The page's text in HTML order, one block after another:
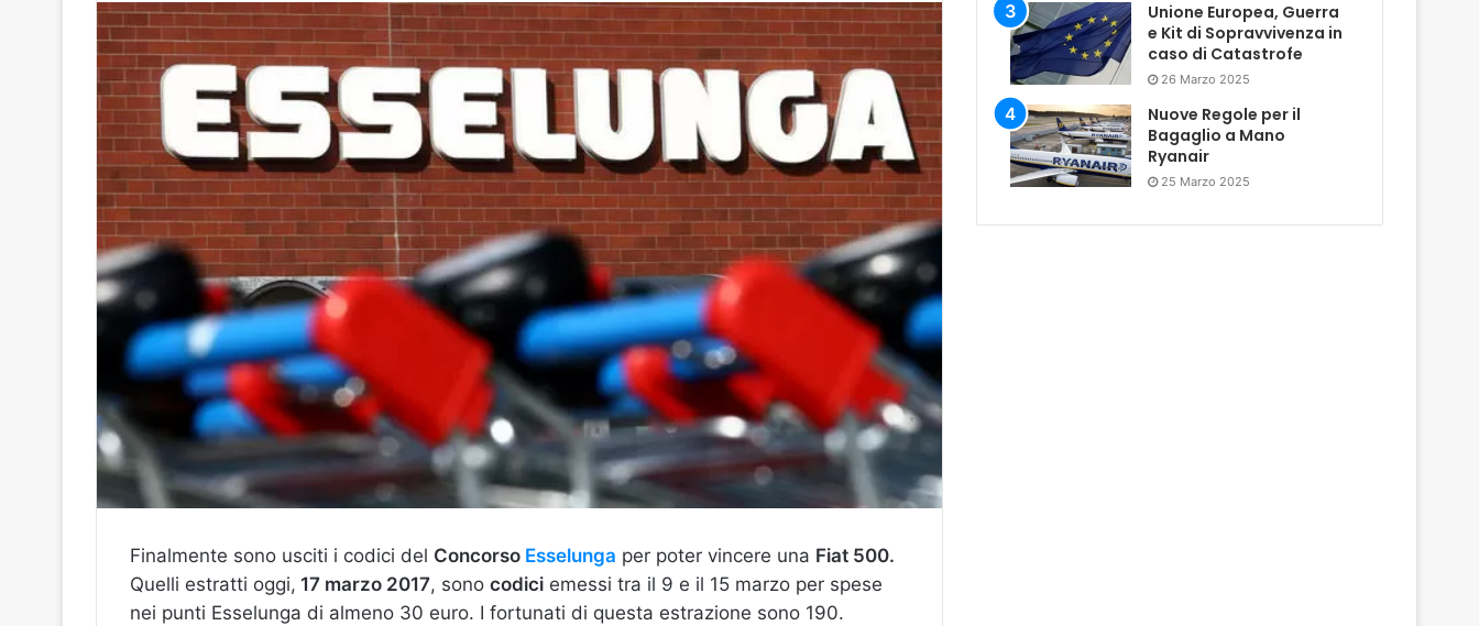
Finalmente sono usciti i codici del Concorso Esselunga per poter vincere una Fiat 500.
Quelli estratti oggi, 17 marzo 2017, sono codici emessi tra il 9 e il 15 marzo per spese
nei punti Esselunga di almeno 30 euro. I fortunati di questa estrazione sono 190.
Unione Europea, Guerra
e Kit di Sopravvivenza in
caso di Catastrofe
26 Marzo 2025
Nuove Regole per il
Bagaglio a Mano
Ryanair
25 Marzo 2025